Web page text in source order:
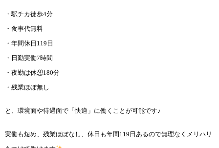
・駅チカ徒歩4分
・食事代無料
・年間休日119日
・日勤実働7時間
・夜勤は休憩180分
・残業ほぼ無し
と、環境面や待遇面で「快適」に働くことが可能です♪
実働も短め、残業ほぼなし、休日も年間119日あるので無理なくメリハリ